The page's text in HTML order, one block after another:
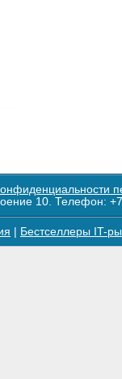
10. Телефон:
Бестселлеры IT-